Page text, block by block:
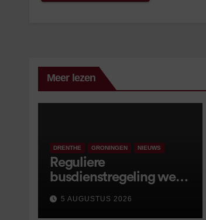
Meer lezen
DRENTHE GRONINGEN NIEUWS
Reguliere
busdienstregeling weer
van start, met kleine
wijzigingen
5 AUGUSTUS 2026